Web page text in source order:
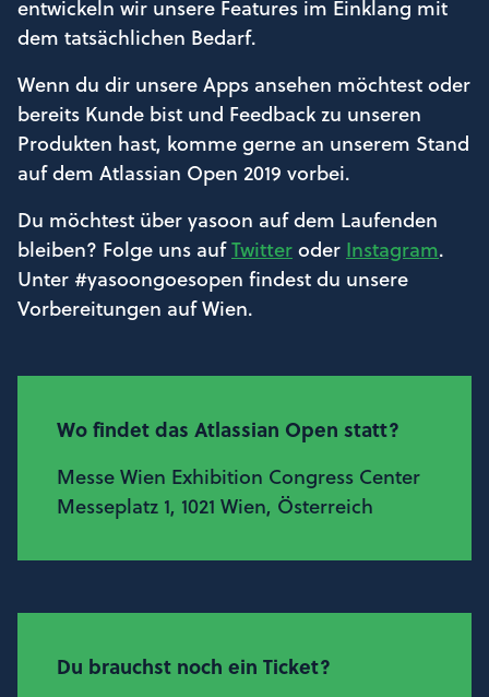
entwickeln wir unsere Features im Einklang mit
dem tatsächlichen Bedarf.
Wenn du dir unsere Apps ansehen möchtest oder
bereits Kunde bist und Feedback zu unseren
Produkten hast, komme gerne an unserem Stand
auf dem Atlassian Open 2019 vorbei.
Du möchtest über yasoon auf dem Laufenden
bleiben? Folge uns aufTwitteroder Instagram.
Unter #yasoongoesopen findest du unsere
Vorbereitungen auf Wien.
Wo findet das Atlassian Open statt?
Messe Wien Exhibition Congress Center
Messeplatz 1, 1021 Wien, Österreich
Du brauchst noch ein Ticket?